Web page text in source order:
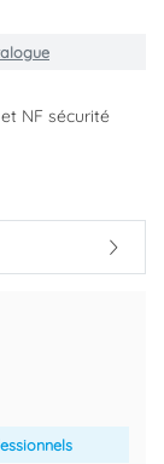
NF sécurité